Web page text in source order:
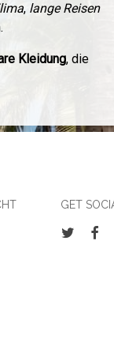
, lange Reisen
Kleidung, die
GET